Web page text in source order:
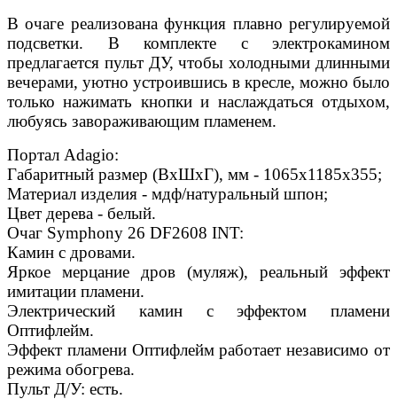
В очаге реализована функция плавно регулируемой
подсветки. В комплекте с электрокамином
предлагается пульт ДУ, чтобы холодными длинными
вечерами, уютно устроившись в кресле, можно было
только нажимать кнопки и наслаждаться отдыхом,
любуясь завораживающим пламенем.
Портал Adagio:
Габаритный размер (ВхШхГ), мм - 1065х1185х355;
Материал изделия - мдф/натуральный шпон;
Цвет дерева - белый.
Очаг Symphony 26 DF2608 INT:
Камин с дровами.
Яркое мерцание дров (муляж), реальный эффект
имитации пламени.
Электрический камин с эффектом пламени
Оптифлейм.
Эффект пламени Оптифлейм работает независимо от
режима обогрева.
Пульт Д/У: есть.